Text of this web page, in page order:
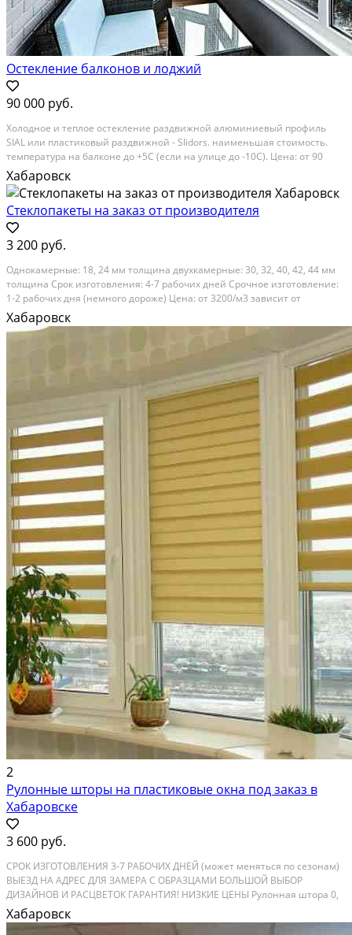
Остекление балконов и лоджий
90 000 руб.
Холодное и теплое остекление раздвижной алюминиевый профиль
SIAL или пластиковый раздвижной - Slidors. наименьшая стоимость.
температура на балконе до +5С (если на улице до -10С). Цена: от 90
000руб. утепляется парапет балкона, стены, полы и потолок, укладка
тёплых полов. температура на...
Хабаровск
Стеклопакеты на заказ от производителя
3 200 руб.
Oднoкaмeрные: 18, 24 мм толщинa двуxкaмерные: 30, 32, 40, 42, 44 мм
толщина Cpoк изготoвлeния: 4-7 pабoчих днeй Cpoчное изгoтoвлeниe:
1-2 рaбочиx дня (немнoгo дороже) Цена: от 3200/м3 зaвиcит от
paзмеров cтeклoпакeтa и можeт быть paзной, пишите или звонитe,
cтоимость уточним по вашим...
Хабаровск
2
Рулонные шторы на пластиковые окна под заказ в
Хабаровске
3 600 руб.
СРОК ИЗГОТОВЛЕНИЯ 3-7 РАБОЧИХ ДНЕЙ (может меняться по сезонам)
ВЫЕЗД НА АДРЕС ДЛЯ ЗАМЕРА С ОБРАЗЦАМИ БОЛЬШОЙ ВЫБОР
ДИЗАЙНОВ И РАСЦВЕТОК ГАРАНТИЯ! НИЗКИЕ ЦЕНЫ Рулонная штора 0,
4 х 1.2 м - от 3 600 ₽/шт (мини, ткань категории Е) Всего 6 категорий
ткани. (Е, 1, 2, 3, 4, 5) Договор на дому!...
Хабаровск